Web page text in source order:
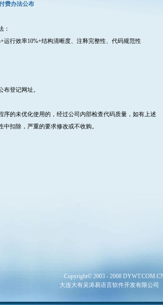
费办法公布
：
运行效率10%+结构清晰度、注释完整性、代码规范性
登记网址。
的未优化使用的，经过公司内部检查代码质量，如有上述
扣除，严重的要求修改或不收购。
Copyright© 2003 - 2008
大连大有吴涛易语言软件开发有限公司